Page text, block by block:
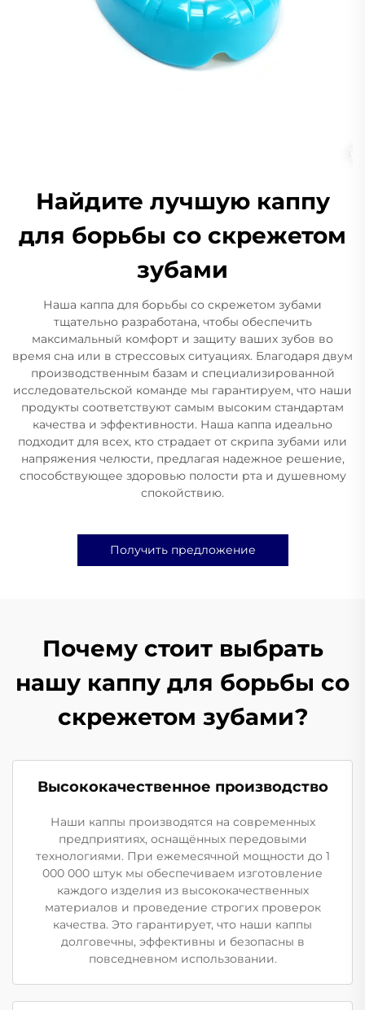
Найдите лучшую каппу
для борьбы со скрежетом
зубами
Наша каппа для борьбы со скрежетом зубами
тщательно разработана, чтобы обеспечить
максимальный комфорт и защиту ваших зубов во
время сна или в стрессовых ситуациях. Благодаря двум
производственным базам и специализированной
исследовательской команде мы гарантируем, что наши
продукты соответствуют самым высоким стандартам
качества и эффективности. Наша каппа идеально
подходит для всех, кто страдает от скрипа зубами или
напряжения челюсти, предлагая надежное решение,
способствующее здоровью полости рта и душевному
спокойствию.
Получить предложение
Почему стоит выбрать
нашу каппу для борьбы со
скрежетом зубами?
Высококачественное производство
Наши каппы производятся на современных
предприятиях, оснащённых передовыми
технологиями. При ежемесячной мощности до 1
000 000 штук мы обеспечиваем изготовление
каждого изделия из высококачественных
материалов и проведение строгих проверок
качества. Это гарантирует, что наши каппы
долговечны, эффективны и безопасны в
повседневном использовании.